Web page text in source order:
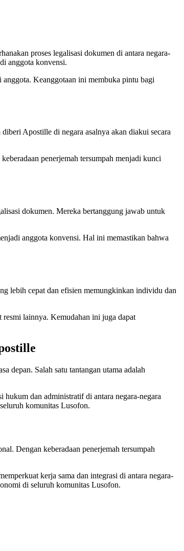
proses legalisasi dokumen di antara negara-
anggota konvensi.
Keanggotaan ini membuka pintu bagi
Apostille di negara asalnya akan diakui secara
penerjemah tersumpah menjadi kunci
dokumen. Mereka bertanggung jawab untuk
anggota konvensi. Hal ini memastikan bahwa
lebih cepat dan efisien memungkinkan individu dan
resmi lainnya. Kemudahan ini juga dapat
depan. Salah satu tantangan utama adalah
hukum dan administratif di antara negara-negara
komunitas Lusofon.
Dengan keberadaan penerjemah tersumpah
kerja sama dan integrasi di antara negara-
di seluruh komunitas Lusofon.